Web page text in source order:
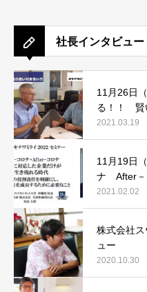
社長インタビュー
11月26日
る！！ 賢
2021.03.19
11月19日
ナ After－
だけが生き
2021.02.02
株式会社
ュー
2020.10.30